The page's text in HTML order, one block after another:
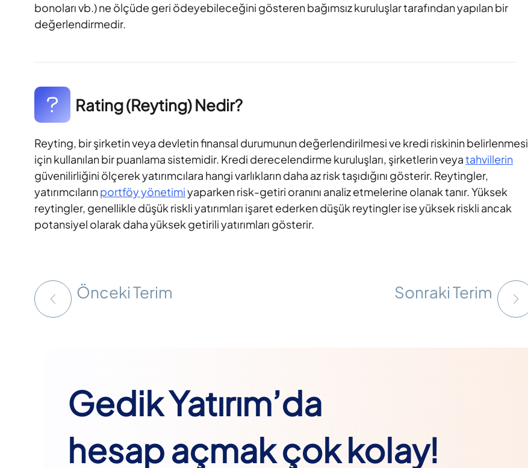
bonoları vb.) ne ölçüde geri ödeyebileceğini gösteren bağımsız kuruluşlar tarafından yapılan bir
değerlendirmedir.
Rating (Reyting) Nedir?
Reyting, bir şirketin veya devletin finansal durumunun değerlendirilmesi ve kredi riskinin belirlenmesi
için kullanılan bir puanlama sistemidir. Kredi derecelendirme kuruluşları, şirketlerin veyatahvillerin
güvenilirliğini ölçerek yatırımcılara hangi varlıkların daha az risk taşıdığını gösterir. Reytingler,
yatırımcılarınportföy yönetimiyaparken risk-getiri oranını analiz etmelerine olanak tanır. Yüksek
reytingler, genellikle düşük riskli yatırımları işaret ederken düşük reytingler ise yüksek riskli ancak
potansiyel olarak daha yüksek getirili yatırımları gösterir.
Önceki Terim Sonraki Terim
Gedik Yatırım’da
hesap açmak çok kolay!